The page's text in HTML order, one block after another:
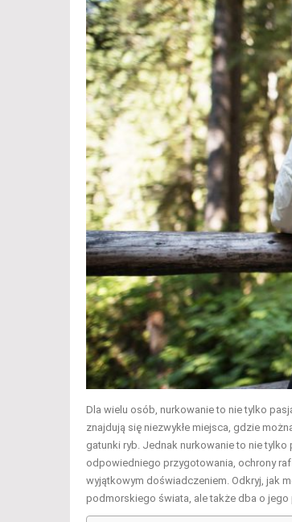
Dla wielu osób, nurkowanie to nie tylko
znajdują się niezwykłe miejsca, gdzie
gatunki ryb. Jednak nurkowanie to nie
odpowiedniego przygotowania, ochrony
wyjątkowym doświadczeniem. Odkryj, jak
podmorskiego świata, ale także dba o jego